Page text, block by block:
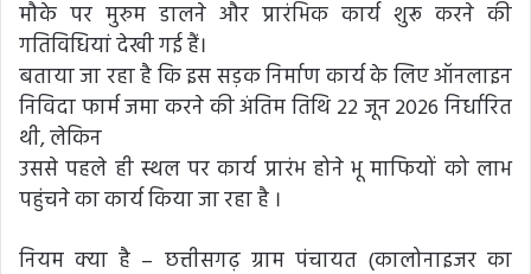
मौके पर मुरुम डालने और प्रारंभिक कार्य शुरू करने की
गतिविधियां देखी गई हैं।
बताया जा रहा है कि इस सड़क निर्माण कार्य के लिए ऑनलाइन
निविदा फार्म जमा करने की अंतिम तिथि 22 जून 2026 निर्धारित
थी, लेकिन
उससे पहले ही स्थल पर कार्य प्रारंभ होने भू माफियों को लाभ
पहुंचने का कार्य किया जा रहा है ।
नियम क्या है – छत्तीसगढ़ ग्राम पंचायत (कालोनाइजर का